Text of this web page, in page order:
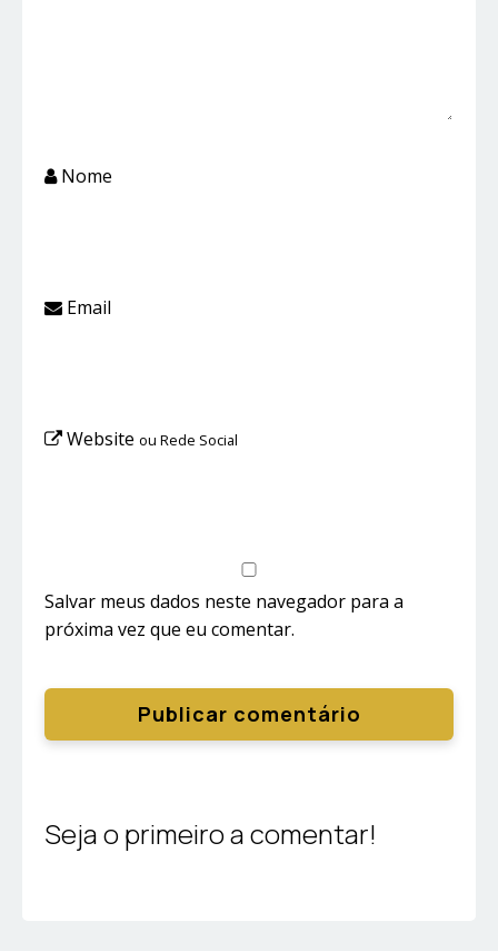
Nome
Email
Website ou Rede Social
Salvar meus dados neste navegador para a
próxima vez que eu comentar.
Seja o primeiro a comentar!